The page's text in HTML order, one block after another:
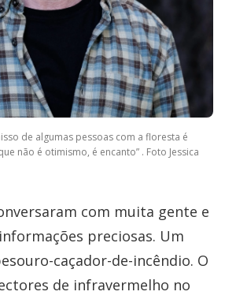
de algumas pessoas com a floresta é
não é otimismo, é encanto” . Foto Jessica
com muita gente e
preciosas. Um
caçador-de-incêndio. O
de infravermelho no